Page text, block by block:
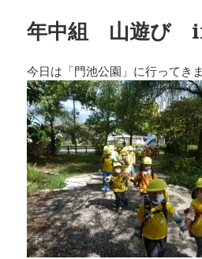
ー
年中組 山遊び
今日は「門池公園」に行ってき